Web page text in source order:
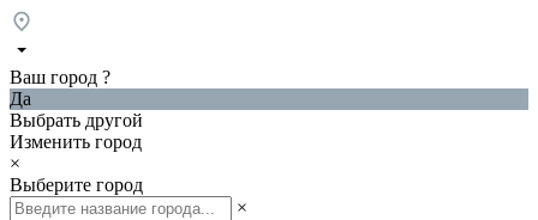
Ваш город ?
Да
Выбрать другой
Изменить город
×
Выберите город
×